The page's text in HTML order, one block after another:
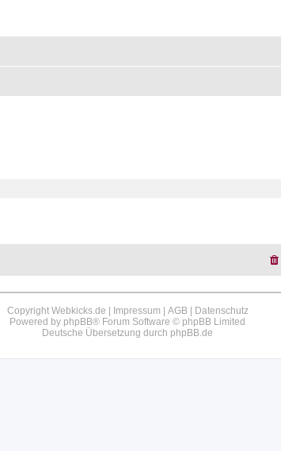
Copyright Webkicks.de | Impressum | AGB| Datenschutz
Powered by phpBB® Forum Software © phpBB Limited
Deutsche Übersetzung durch phpBB.de